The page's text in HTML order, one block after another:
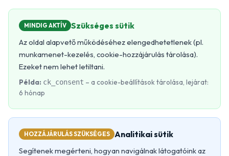
MINDIG AKTÍV Szükséges sütik
Az oldal alapvető működéséhez elengedhetetlenek (pl.
munkamenet-kezelés, cookie-hozzájárulás tárolása).
Ezeket nem lehet letiltani.
Példa: ck_consent – a cookie-beállítások tárolása, lejárat:
6 hónap
HOZZÁJÁRULÁS SZÜKSÉGES Analitikai sütik
Segítenek megérteni, hogyan navigálnak látogatóink az